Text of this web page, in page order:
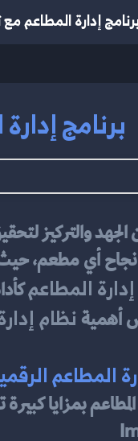
إدارة المطاعم مع
برنامج
المطاعم
أهمية نظام
المطاعم
بمزايا